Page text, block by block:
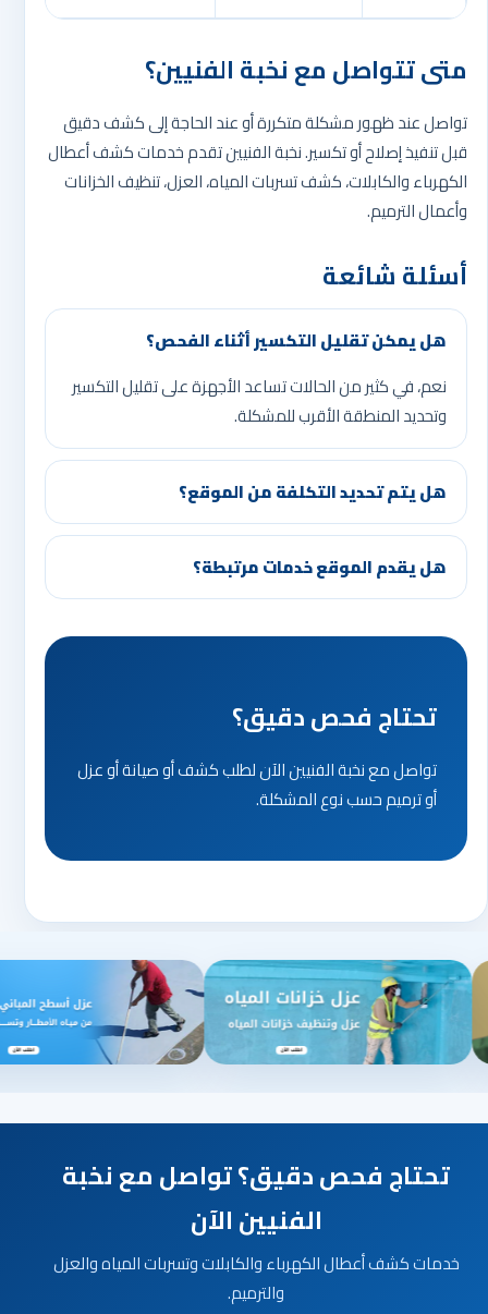
متى تتواصل مع نخبة الفنيين؟
تواصل عند ظهور مشكلة متكررة أو عند الحاجة إلى كشف دقيق
قبل تنفيذ إصلاح أو تكسير. نخبة الفنيين تقدم خدمات كشف أعطال
الكهرباء والكابلات، كشف تسربات المياه، العزل، تنظيف الخزانات
وأعمال الترميم.
أسئلة شائعة
هل يمكن تقليل التكسير أثناء الفحص؟
نعم، في كثير من الحالات تساعد الأجهزة على تقليل التكسير
وتحديد المنطقة الأقرب للمشكلة.
هل يتم تحديد التكلفة من الموقع؟
هل يقدم الموقع خدمات مرتبطة؟
تحتاج فحص دقيق؟
تواصل مع نخبة الفنيين الآن لطلب كشف أو صيانة أو عزل
أو ترميم حسب نوع المشكلة.
تحتاج فحص دقيق؟ تواصل مع نخبة
الفنيين الآن
خدمات كشف أعطال الكهرباء والكابلات وتسربات المياه والعزل
والترميم.